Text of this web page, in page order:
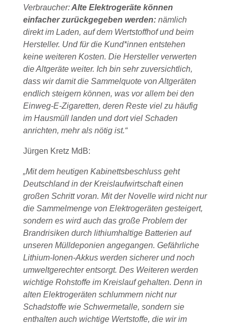
Verbraucher:Alte Elektrogeräte können
einfacher zurückgegeben werden:nämlich
direkt im Laden, auf dem Wertstoffhof und beim
Hersteller. Und für die Kund*innen entstehen
keine weiteren Kosten. Die Hersteller verwerten
die Altgeräte weiter. Ich bin sehr zuversichtlich,
dass wir damit die Sammelquote von Altgeräten
endlich steigern können, was vor allem bei den
Einweg-E-Zigaretten, deren Reste viel zu häufig
im Hausmüll landen und dort viel Schaden
anrichten, mehr als nötig ist.“
Jürgen Kretz MdB:
„Mit dem heutigen Kabinettsbeschluss geht
Deutschland in der Kreislaufwirtschaft einen
großen Schritt voran. Mit der Novelle wird nicht nur
die Sammelmenge von Elektrogeräten gesteigert,
sondern es wird auch das große Problem der
Brandrisiken durch lithiumhaltige Batterien auf
unseren Mülldeponien angegangen. Gefährliche
Lithium-Ionen-Akkus werden sicherer und noch
umweltgerechter entsorgt. Des Weiteren werden
wichtige Rohstoffe im Kreislauf gehalten. Denn in
alten Elektrogeräten schlummern nicht nur
Schadstoffe wie Schwermetalle, sondern sie
enthalten auch wichtige Wertstoffe, die wir im